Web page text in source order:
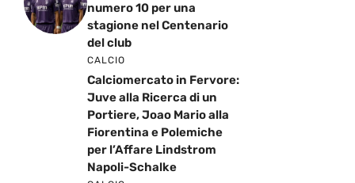
numero 10 per una
stagione nel Centenario
del club
CALCIO
Calciomercato in Fervore:
Juve alla Ricerca di un
Portiere, Joao Mario alla
Fiorentina e Polemiche
per l’Affare Lindstrom
Napoli-Schalke